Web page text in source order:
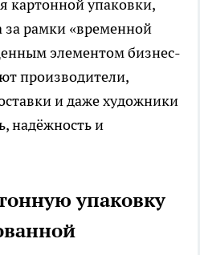
картонной упаковки,
рамки «временной
элементом бизнес-
производители,
и даже художники
надёжность и
упаковку